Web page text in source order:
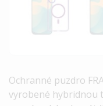
Ochranné puzdro
vyrobené hybridnou